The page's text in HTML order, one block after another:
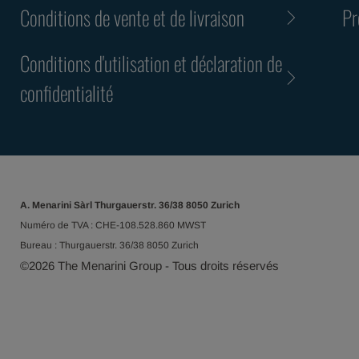
Conditions de vente et de livraison
Conditions d'utilisation et déclaration de
confidentialité
A. Menarini Sàrl Thurgauerstr. 36/38 8050 Zurich
Numéro de TVA : CHE-108.528.860 MWST
Bureau : Thurgauerstr. 36/38 8050 Zurich
©2026 The Menarini Group - Tous droits réservés